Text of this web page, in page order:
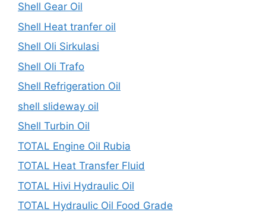
Shell Gear Oil
Shell Heat tranfer oil
Shell Oli Sirkulasi
Shell Oli Trafo
Shell Refrigeration Oil
shell slideway oil
Shell Turbin Oil
TOTAL Engine Oil Rubia
TOTAL Heat Transfer Fluid
TOTAL Hivi Hydraulic Oil
TOTAL Hydraulic Oil Food Grade